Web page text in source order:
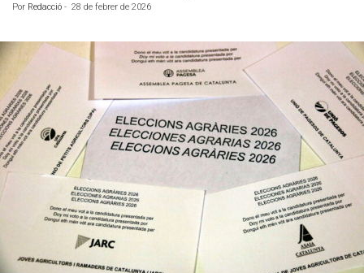
Por Redacció - 28 de febrer de 2026